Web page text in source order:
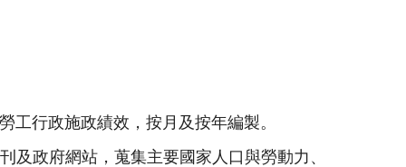
工行政施政績效，按月及按年編製。
及政府網站，蒐集主要國家人口與勞動力、